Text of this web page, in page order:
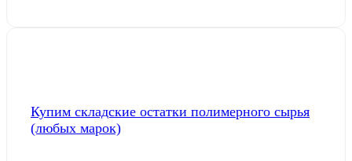
Купим складские остатки полимерного сырья
(любых марок)